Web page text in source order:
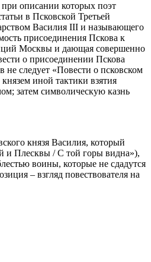
описании которых поэт
в Псковской Третьей
Василия III и называющего
присоединения Пскова к
Москвы и дающая совершенно
о присоединении Пскова
следует «Повести о псковском
иной тактики взятия
затем символическую казнь
князя Василия, который
и Плесквы / С той горы видна»),
воины, которые не сдадутся
– взгляд повествователя на